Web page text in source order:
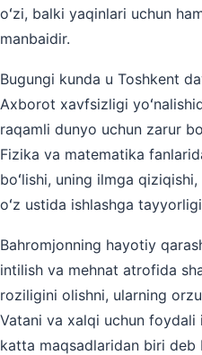
oʻzi, balki yaqinlari uchun
manbaidir.
Bugungi kunda u Toshkent
Axborot xavfsizligi
raqamli dunyo uchun zarur
Fizika va matematika
boʻlishi, uning ilmga
oʻz ustida ishlashga
Bahromjonning hayotiy
intilish va mehnat atrofida
roziligini olishni, ularning
Vatani va xalqi uchun foydali
katta maqsadlaridan biri deb